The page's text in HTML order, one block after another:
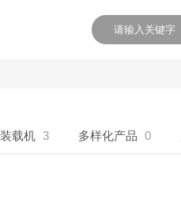
装载机 3 多样化产品 0